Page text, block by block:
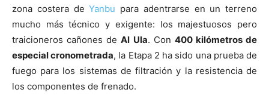
zona costera deYanbu para adentrarse en un terreno
mucho más técnico y exigente: los majestuosos pero
traicioneros cañones deAl Ula. Con 400 kilómetros de
especial cronometrada, la Etapa 2 ha sido una prueba de
fuego para los sistemas de filtración y la resistencia de
los componentes de frenado.